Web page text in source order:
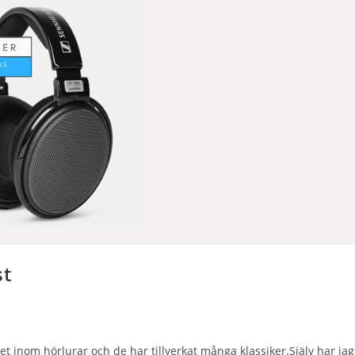
inom hörlurar och de har tillverkat många klassiker.Själv har jag